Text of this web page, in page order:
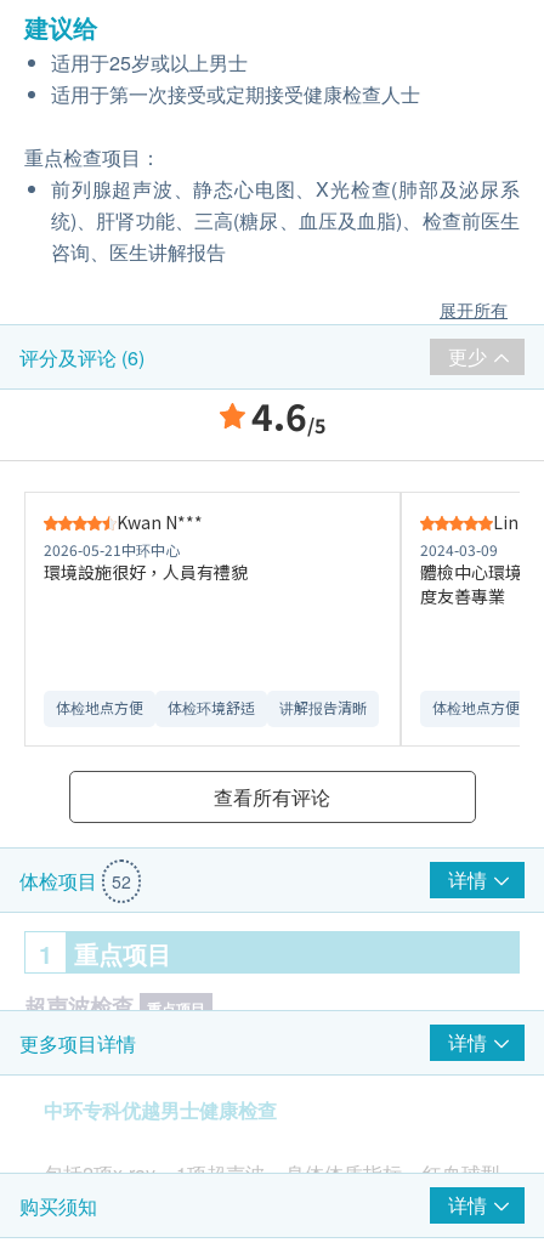
建议给
适用于25岁或以上男士
适用于第一次接受或定期接受健康检查人士
重点检查项目：
前列腺超声波、静态心电图、X光检查(肺部及泌尿系
统)、肝肾功能、三高(糖尿、血压及血脂)、检查前医生
咨询、医生讲解报告
展开所有
评分及评论 (6) 更少
4.6/5
Kwan N***
2026-05-21 中环中心
環境設施很好，人員有禮貌
体检地点方便 体检环境舒适​ 讲解报告清晰​
Lin
2024-03-09
體檢中心環境
度友善專業
体检地点方便
查看所有评论
体检项目 52 详情
1 重点项目
超声波检查 重点项目
前列腺超声波- 只限男士
心脏检查 重点项目
肺功能
更多项目详情 详情
中环专科优越男士健康检查
包括2项x-ray、1项超声波、身体体质指标、红血球型
态、心脏检查、血管健康评估、血液检查、血脂、血
糖、肝功能、肾功能、泌尿情况、痛风。
购买须知 详情